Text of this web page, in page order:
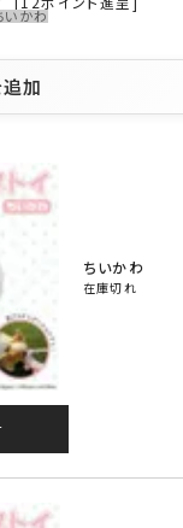
いかわ
追加
ちいかわ
在庫切れ